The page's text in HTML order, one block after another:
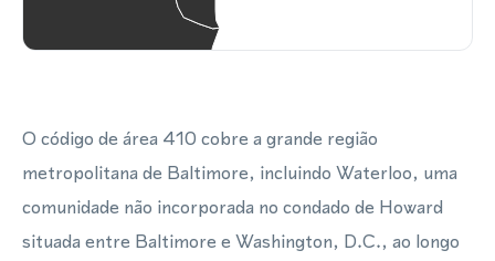
O código de área 410 cobre a grande região
metropolitana de Baltimore, incluindo Waterloo, uma
comunidade não incorporada no condado de Howard
situada entre Baltimore e Washington, D.C., ao longo